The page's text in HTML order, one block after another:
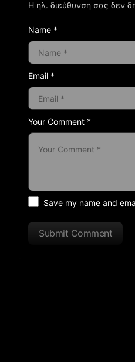
Η ηλ. διεύθυνση σας δεν
Your Comment *
Name *
Email *
Save my name and
Submit Comment